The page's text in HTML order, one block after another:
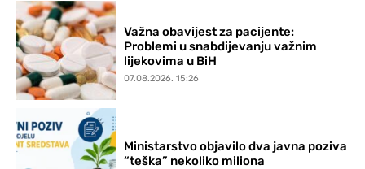
Važna obavijest za pacijente:
Problemi u snabdijevanju važnim
lijekovima u BiH
07.08.2026. 15:26
Ministarstvo objavilo dva javna poziva
“teška” nekoliko miliona